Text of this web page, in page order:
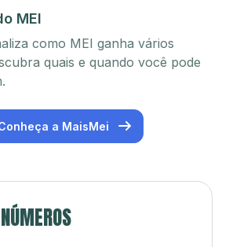
MEI
como MEI ganha vários
quais e quando você pode
a MaisMei